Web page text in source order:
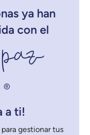
ya han
con el
paz
®
a ti!
gestionar tus